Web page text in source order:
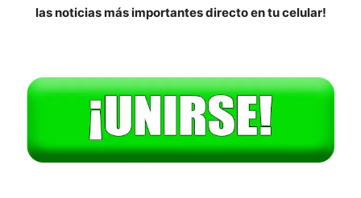
las noticias más importantes directo en tu celular!